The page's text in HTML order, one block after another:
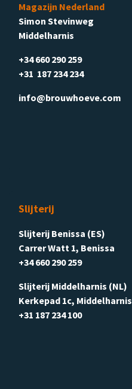
Magazijn Nederland
Simon Stevinweg
Middelharnis
+34 660 290 259
+31 187 234 234
info@brouwhoeve.com
Slijterij
Slijterij Benissa (ES)
Carrer Watt 1, Benissa
+34 660 290 259
Slijterij Middelharnis (NL)
Kerkepad 1c, Middelharnis
+31 187 234 100